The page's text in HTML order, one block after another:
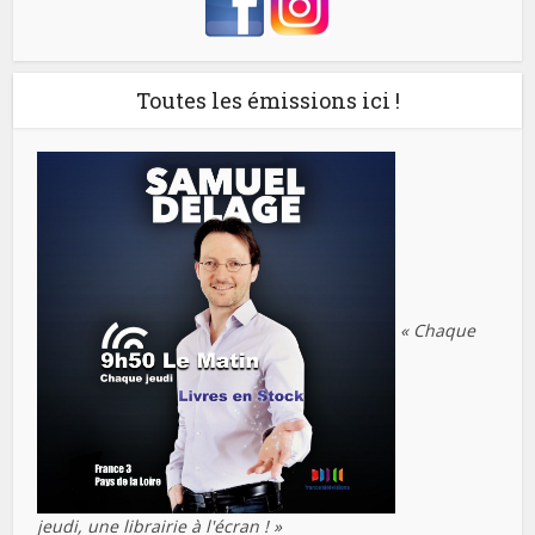
Toutes les émissions ici !
« Chaque
jeudi, une librairie à l'écran ! »